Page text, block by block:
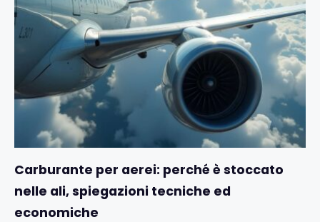
Carburante per aerei: perché è stoccato
nelle ali, spiegazioni tecniche ed
economiche